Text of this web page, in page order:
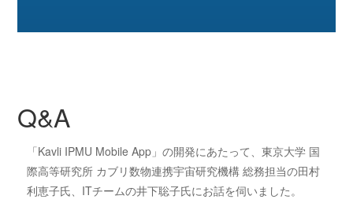
Q&A
「Kavli IPMU Mobile App」の開発にあたって、東京大学 国
際高等研究所 カブリ数物連携宇宙研究機構 総務担当の田村
利恵子氏、ITチームの井下聡子氏にお話を伺いました。